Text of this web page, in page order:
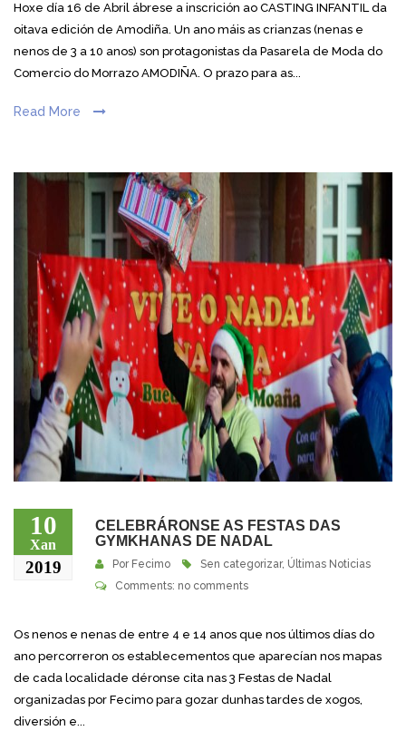
Hoxe día 16 de Abril ábrese a inscrición ao CASTING INFANTIL da
oitava edición de Amodiña. Un ano máis as crianzas (nenas e
nenos de 3 a 10 anos) son protagonistas da Pasarela de Moda do
Comercio do Morrazo AMODIÑA. O prazo para as...
Read More
10
Xan
2019
CELEBRÁRONSE AS FESTAS DAS
GYMKHANAS DE NADAL
Por Fecimo Sen categorizar, Últimas Noticias
Comments: no comments
Os nenos e nenas de entre 4 e 14 anos que nos últimos días do
ano percorreron os establecementos que aparecían nos mapas
de cada localidade déronse cita nas 3 Festas de Nadal
organizadas por Fecimo para gozar dunhas tardes de xogos,
diversión e...